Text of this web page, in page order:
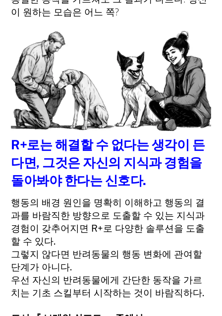
이 원하는 모습은 어느 쪽?
도서 『 브레인 쉬프트 』 중에서
R+로는 해결할 수 없다는 생각이 든
다면, 그것은 자신의 지식과 경험을
돌아봐야 한다는 신호다.
행동의 배경 원인을 명확히 이해하고 행동의 결
과를 바람직한 방향으로 도출할 수 있는 지식과
경험이 갖추어지면 R+로 다양한 솔루션을 도출
할 수 있다.
그렇지 않다면 반려동물의 행동 변화에 관여할
단계가 아니다.
우선 자신의 반려동물에게 간단한 동작을 가르
치는 기초 스킬부터 시작하는 것이 바람직하다.